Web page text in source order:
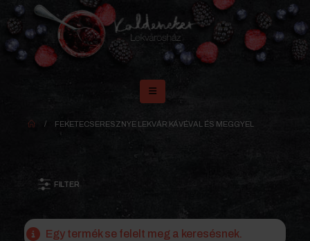
FEKETECSERESZNYE LEKVÁR KÁVÉVAL ÉS MEGGYEL
FILTER
Egy termék se felelt meg a keresésnek.